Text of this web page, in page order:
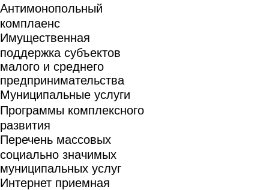
Антимонопольный
комплаенс
Имущественная
поддержка субъектов
малого и среднего
предпринимательства
Муниципальные услуги
Программы комплексного
развития
Перечень массовых
социально значимых
муниципальных услуг
Интернет приемная